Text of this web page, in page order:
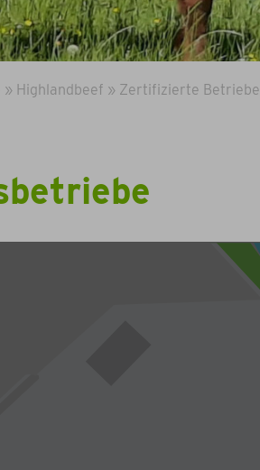
» Highlandbeef » Zertifizierte Betriebe